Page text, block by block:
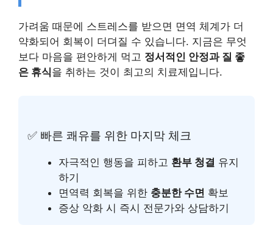
가려움 때문에 스트레스를 받으면 면역 체계가 더
약화되어 회복이 더뎌질 수 있습니다. 지금은 무엇
보다 마음을 편안하게 먹고 정서적인 안정과 질 좋
은 휴식을 취하는 것이 최고의 치료제입니다.
✅ 빠른 쾌유를 위한 마지막 체크
자극적인 행동을 피하고 환부 청결 유지
하기
면역력 회복을 위한 충분한 수면 확보
증상 악화 시 즉시 전문가와 상담하기